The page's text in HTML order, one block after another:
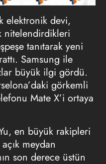
elektronik devi,
nitelendirdikleri
tanıtarak yeni
Samsung ile
büyük ilgi gördü.
görkemli
Mate X’i ortaya
en büyük rakipleri
meydan
son derece üstün